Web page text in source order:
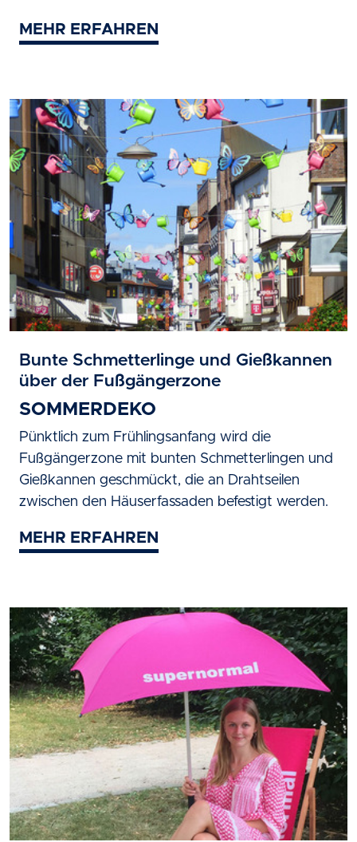
MEHR ERFAHREN
Bunte Schmetterlinge und Gießkannen
über der Fußgängerzone
SOMMERDEKO
Pünktlich zum Frühlingsanfang wird die
Fußgängerzone mit bunten Schmetterlingen und
Gießkannen geschmückt, die an Drahtseilen
zwischen den Häuserfassaden befestigt werden.
MEHR ERFAHREN